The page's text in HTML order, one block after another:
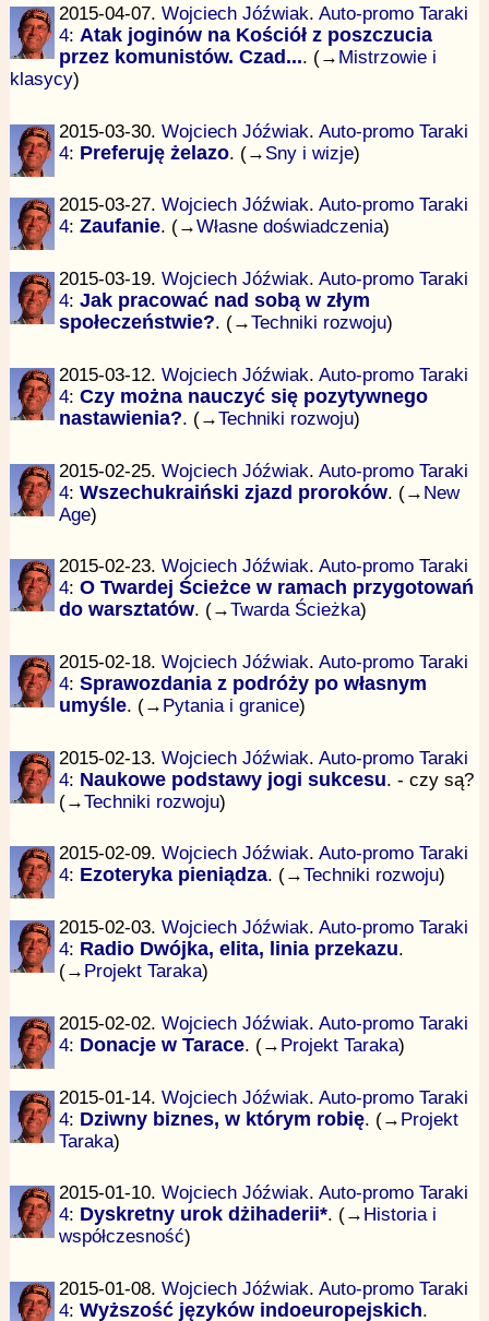
2015-04-07. Wojciech Jóźwiak. Auto-promo Taraki
4: Atak joginów na Kościół z poszczucia
przez komunistów. Czad.... (→ Mistrzowie i
klasycy)
2015-03-30. Wojciech Jóźwiak. Auto-promo Taraki
4: Preferuję żelazo. (→ Sny i wizje)
2015-03-27. Wojciech Jóźwiak. Auto-promo Taraki
4: Zaufanie. (→Własne doświadczenia)
2015-03-19. Wojciech Jóźwiak. Auto-promo Taraki
4: Jak pracować nad sobą w złym
społeczeństwie?. (→Techniki rozwoju)
2015-03-12. Wojciech Jóźwiak. Auto-promo Taraki
4: Czy można nauczyć się pozytywnego
nastawienia?. (→Techniki rozwoju)
2015-02-25. Wojciech Jóźwiak. Auto-promo Taraki
4: Wszechukraiński zjazd proroków. (→ New
Age)
2015-02-23. Wojciech Jóźwiak. Auto-promo Taraki
4: O Twardej Ścieżce w ramach przygotowań
do warsztatów. (→Twarda Ścieżka)
2015-02-18. Wojciech Jóźwiak. Auto-promo Taraki
4: Sprawozdania z podróży po własnym
umyśle. (→ Pytania i granice)
2015-02-13. Wojciech Jóźwiak. Auto-promo Taraki
4: Naukowe podstawy jogi sukcesu. - czy są?
(→Techniki rozwoju)
2015-02-09. Wojciech Jóźwiak. Auto-promo Taraki
4: Ezoteryka pieniądza. (→Techniki rozwoju)
2015-02-03. Wojciech Jóźwiak. Auto-promo Taraki
4: Radio Dwójka, elita, linia przekazu.
(→ Projekt Taraka)
2015-02-02. Wojciech Jóźwiak. Auto-promo Taraki
4: Donacje w Tarace. (→ Projekt Taraka)
2015-01-14. Wojciech Jóźwiak. Auto-promo Taraki
4: Dziwny biznes, w którym robię. (→ Projekt
Taraka)
2015-01-10. Wojciech Jóźwiak. Auto-promo Taraki
4: Dyskretny urok dżihaderii*. (→ Historia i
współczesność)
2015-01-08. Wojciech Jóźwiak. Auto-promo Taraki
4: Wyższość języków indoeuropejskich.